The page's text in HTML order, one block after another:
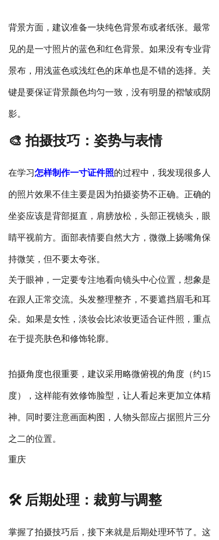
背景方面，建议准备一块纯色背景布或者纸张。最常
见的是一寸照片的蓝色和红色背景。如果没有专业背
景布，用浅蓝色或浅红色的床单也是不错的选择。关
键是要保证背景颜色均匀一致，没有明显的褶皱或阴
影。
🎨 拍摄技巧：姿势与表情
在学习 怎样制作一寸证件照的过程中，我发现很多人
的照片效果不佳主要是因为拍摄姿势不正确。正确的
坐姿应该是背部挺直，肩膀放松，头部正视镜头，眼
睛平视前方。面部表情要自然大方，微微上扬嘴角保
持微笑，但不要太夸张。
关于眼神，一定要专注地看向镜头中心位置，想象是
在跟人正常交流。头发整理整齐，不要遮挡眉毛和耳
朵。如果是女性，淡妆会比浓妆更适合证件照，重点
在于提亮肤色和修饰轮廓。
拍摄角度也很重要，建议采用略微俯视的角度（约15
度），这样能有效修饰脸型，让人看起来更加立体精
神。同时要注意画面构图，人物头部应占据照片三分
之二的位置。
重庆
🛠️ 后期处理：裁剪与调整
掌握了拍摄技巧后，接下来就是后期处理环节了。这